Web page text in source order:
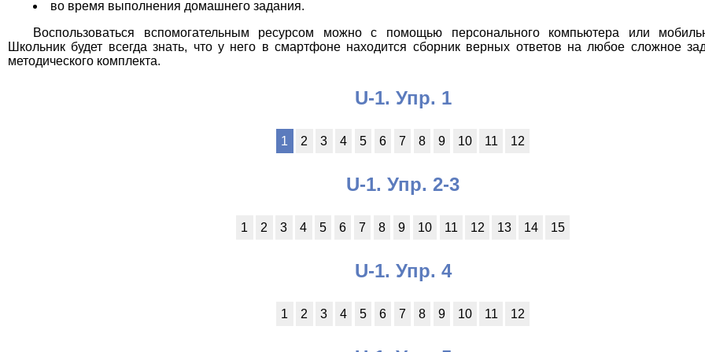
во время выполнения домашнего задания.
Воспользоваться вспомогательным ресурсом можно с помощью персонального компьютера или
Школьник будет всегда знать, что у него в смартфоне находится сборник верных ответов на любое сложное
методического комплекта.
U-1. Упр. 1
1 2 3 4 5 6 7 8 9 10 11 12
U-1. Упр. 2-3
1 2 3 4 5 6 7 8 9 10 11 12 13 14 15
U-1. Упр. 4
1 2 3 4 5 6 7 8 9 10 11 12